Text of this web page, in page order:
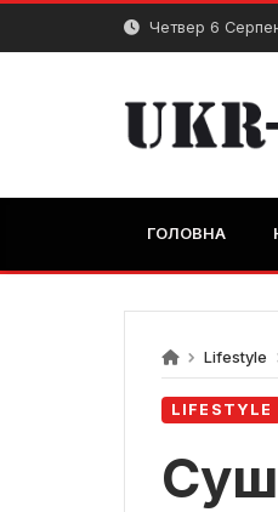
Перейти
вмісту
Четвер 6
ГОЛОВНА
Lifestyle
LIFESTYLE